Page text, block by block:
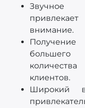
Звучное
привлекает
внимание.
Получение
большего
количества
клиентов.
Широкий